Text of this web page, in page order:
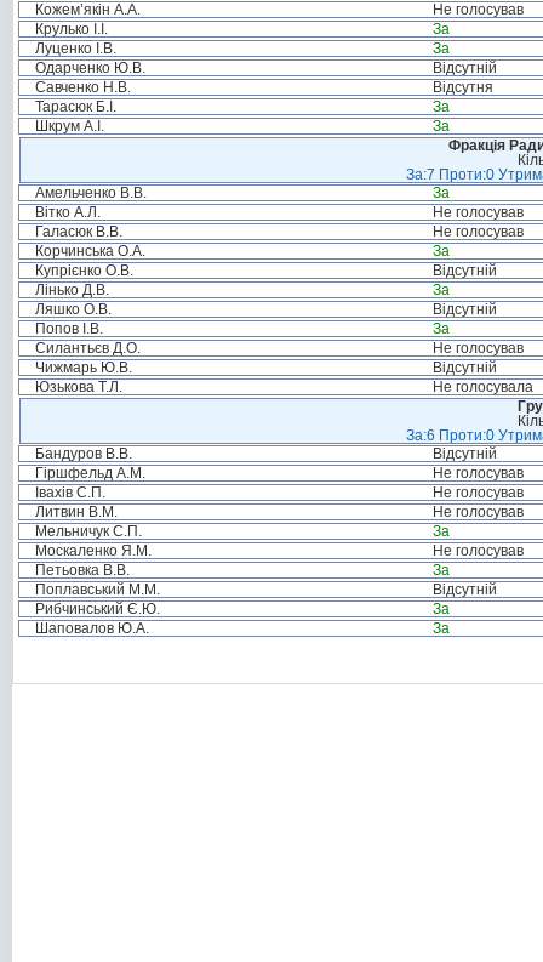
Кожем’якін А.А.
Не голосував
Крулько І.І.
За
Луценко І.В.
За
Одарченко Ю.В.
Відсутній
Савченко Н.В.
Відсутня
Тарасюк Б.І.
За
Шкрум А.І.
За
Фракція
За:7 Проти:0
Амельченко В.В.
За
Вітко А.Л.
Не голосував
Галасюк В.В.
Не голосував
Корчинська О.А.
За
Купрієнко О.В.
Відсутній
Лінько Д.В.
За
Ляшко О.В.
Відсутній
Попов І.В.
За
Силантьєв Д.О.
Не голосував
Чижмарь Ю.В.
Відсутній
Юзькова Т.Л.
Не голосувала
За:6 Проти:0
Бандуров В.В.
Відсутній
Гіршфельд А.М.
Не голосував
Івахів С.П.
Не голосував
Литвин В.М.
Не голосував
Мельничук С.П.
За
Москаленко Я.М.
Не голосував
Петьовка В.В.
За
Поплавський М.М.
Відсутній
Рибчинський Є.Ю.
За
Шаповалов Ю.А.
За